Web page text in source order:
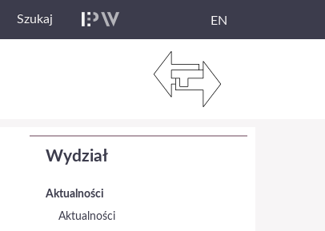
Szukaj EN
Wydział
Aktualności
Aktualności